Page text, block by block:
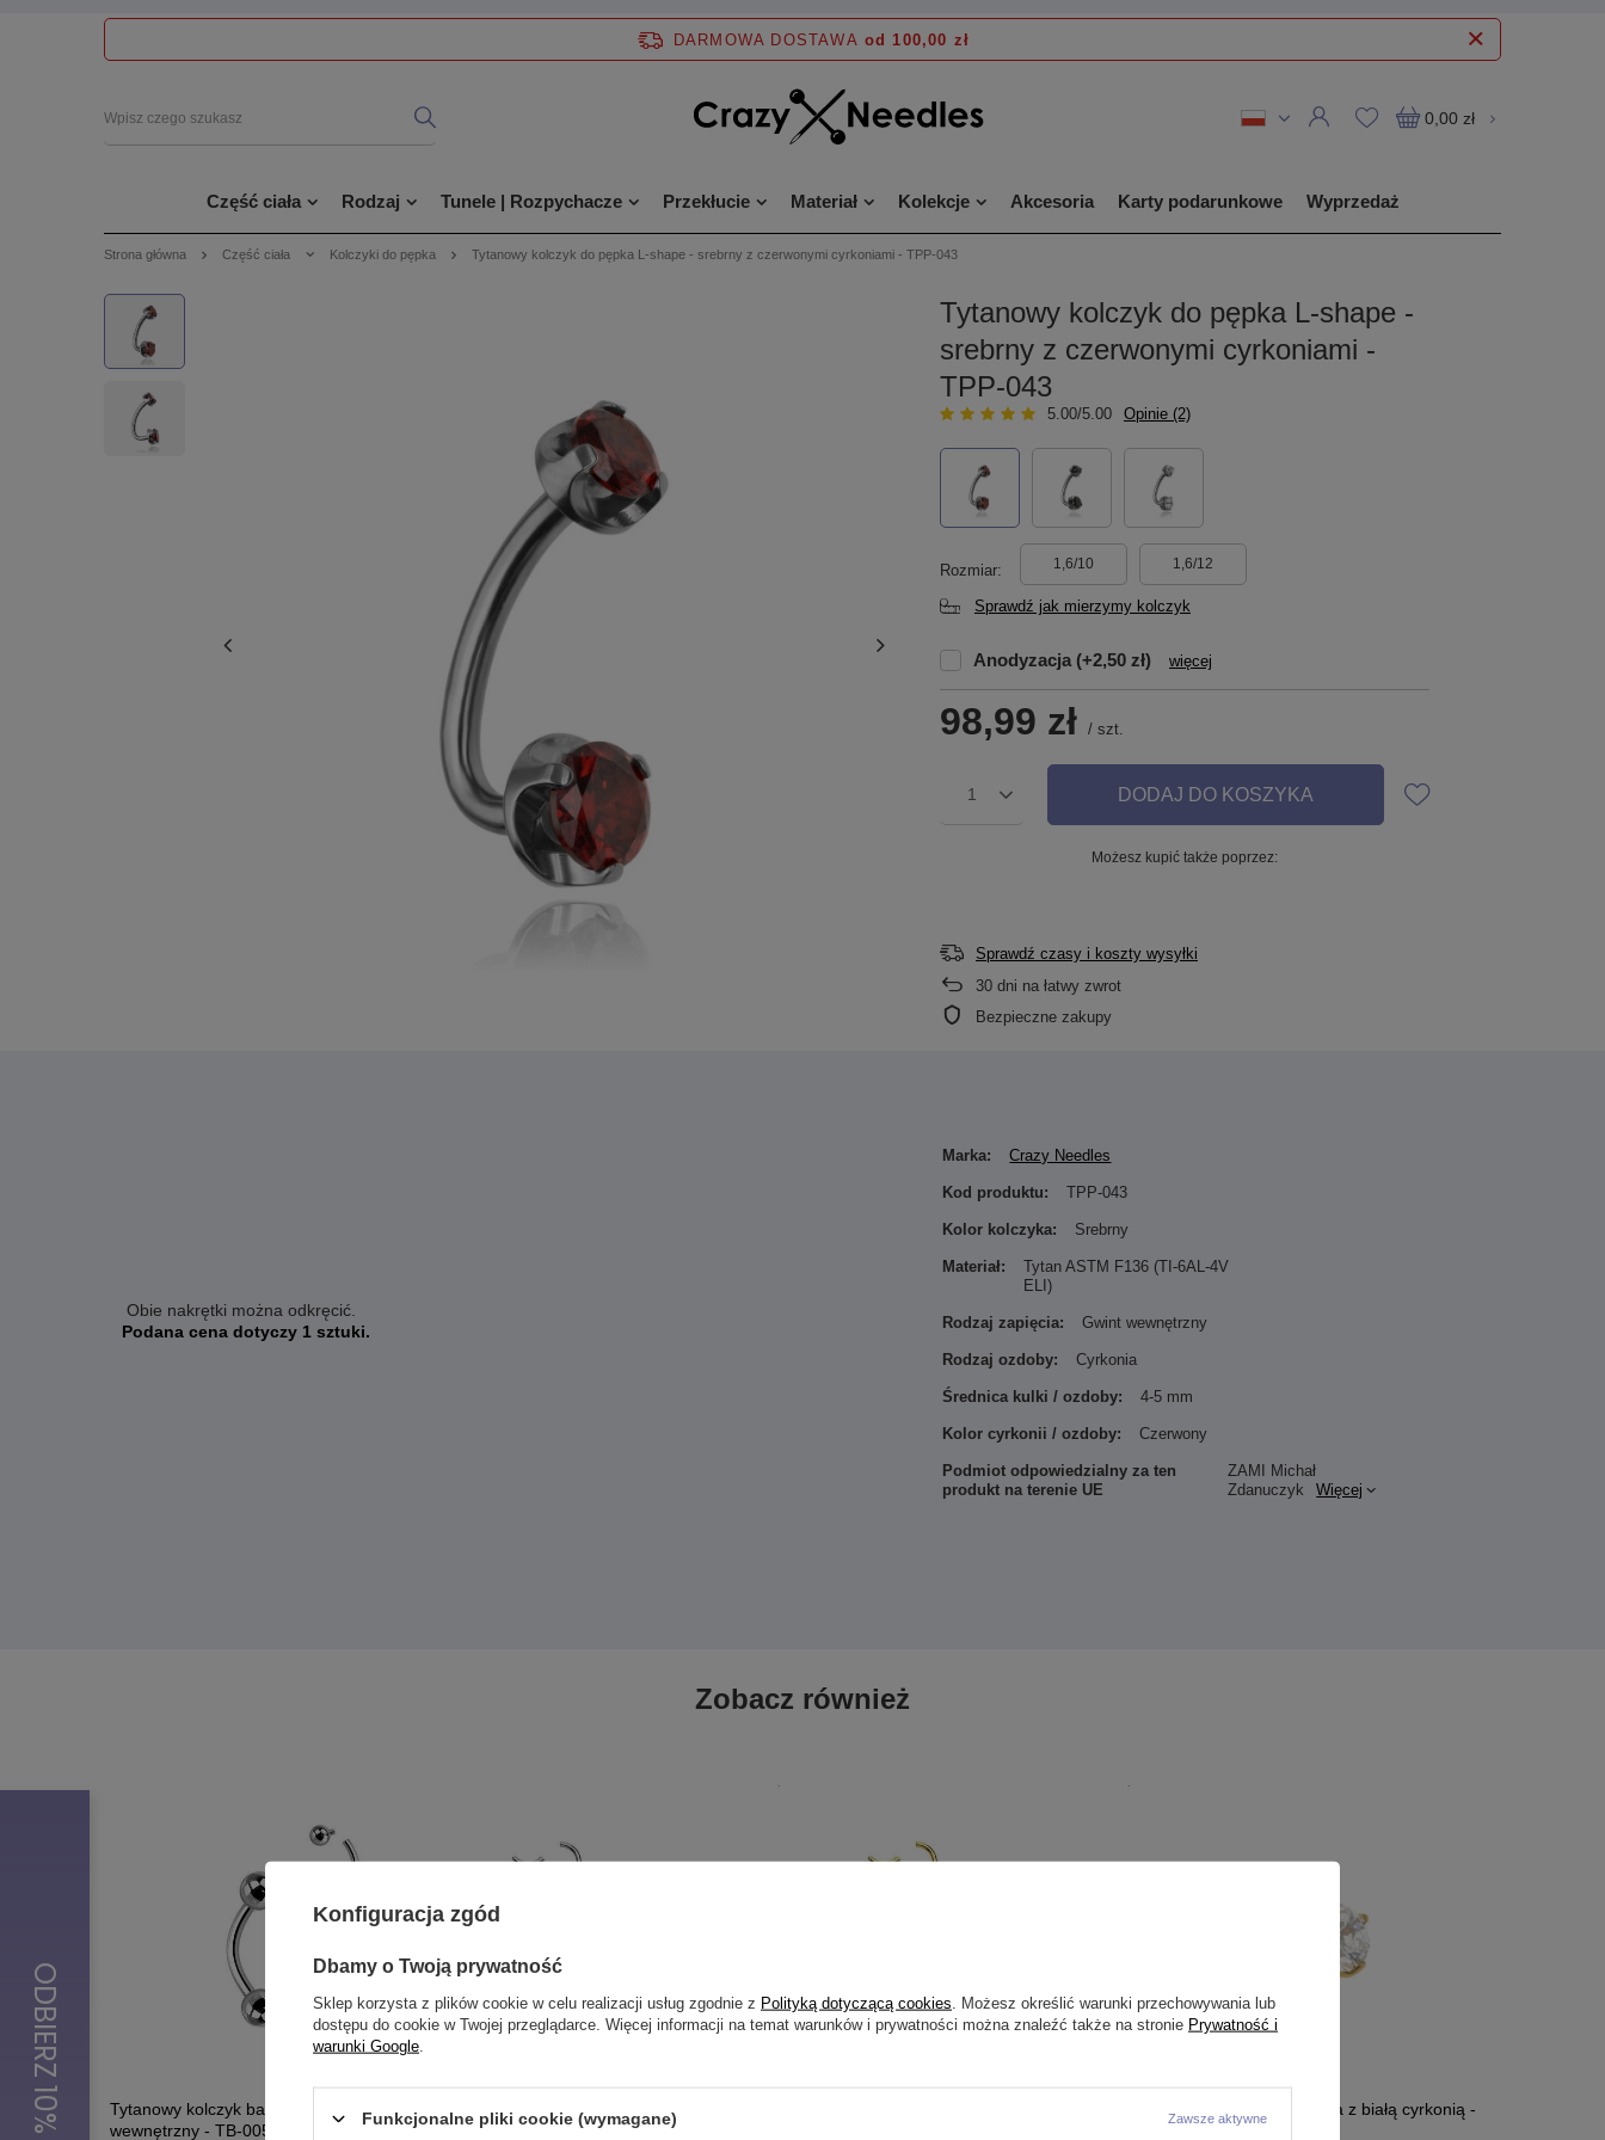
DARMOWA DOSTAWA od 100,00 zł
0,00 zł
Część ciała Rodzaj Tunele | Rozpychacze Przekłucie Materiał Kolekcje Akcesoria Karty podarunkowe Wyprzedaż
Strona główna Część ciała Kolczyki do pępka Tytanowy kolczyk do pępka L-shape - srebrny z czerwonymi cyrkoniami - TPP-043
Tytanowy kolczyk do pępka L-shape -
srebrny z czerwonymi cyrkoniami -
TPP-043
5.00/5.00 Opinie (2)
Rozmiar 1,6/10 1,6/12
Sprawdź jak mierzymy kolczyk
Anodyzacja (+2,50 zł) więcej
98,99 zł / szt.
1 DODAJ DO KOSZYKA
Możesz kupić także poprzez:
Sprawdź czasy i koszty wysyłki
30 dni na łatwy zwrot
Bezpieczne zakupy
Obie nakrętki można odkręcić.
Podana cena dotyczy 1 sztuki.
Marka: Crazy Needles
Kod produktu: TPP-043
Kolor kolczyka: Srebrny
Materiał:
Tytan ASTM F136 (TI-6AL-4V
ELI)
Rodzaj zapięcia: Gwint wewnętrzny
Rodzaj ozdoby: Cyrkonia
Średnica kulki / ozdoby: 4-5 mm
Kolor cyrkonii / ozdoby: Czerwony
Podmiot odpowiedzialny za ten
produkt na terenie UE
ZAMI Michał
Zdanuczyk
Więcej
Zobacz również
Tytanowy kolczyk banan - srebrny - gwint
wewnętrzny - TB-005
Tytanowy kolczyk kółko CLICKER - srebrny -
TK-001
Tytanowa nakrętka złota z białą cyrkonią -
Konfiguracja zgód
Dbamy o Twoją prywatność
Sklep korzysta z plików cookie w celu realizacji usług zgodnie z Polityką dotyczącą cookies . Możesz określić warunki przechowywania lub
dostępu do cookie w Twojej przeglądarce. Więcej informacji na temat warunków i prywatności można znaleźć także na stronie Prywatność i
warunki Google
Funkcjonalne pliki cookie (wymagane) Zawsze aktywne